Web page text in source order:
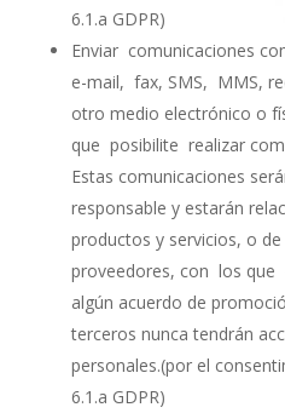
6.1.a GDPR)
Enviar comunicaciones
e-mail, fax, SMS, MMS,
otro medio electrónico o
que posibilite realizar
Estas comunicaciones
responsable y estarán
productos y servicios, o
proveedores, con los que
algún acuerdo de
terceros nunca tendrán
personales.(por el
6.1.a GDPR)